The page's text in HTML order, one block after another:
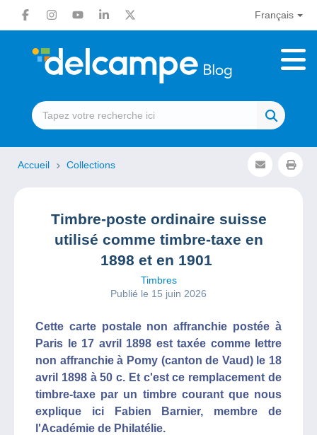
Français
Accueil Collections
Timbre-poste ordinaire suisse
utilisé comme timbre-taxe en
1898 et en 1901
Timbres
Publié le 15 juin 2026
Cette carte postale non affranchie postée à
Paris le 17 avril 1898 est taxée comme lettre
non affranchie à Pomy (canton de Vaud) le 18
avril 1898 à 50 c. Et c'est ce remplacement de
timbre-taxe par un timbre courant que nous
explique ici Fabien Barnier, membre de
l'Académie de Philatélie.